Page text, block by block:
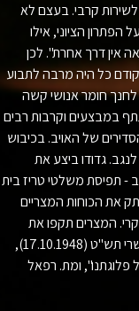
קרבי. בעצם לא
הציוני, אילו
דרך אחרת". לכן
כל היה מרבה לתבוע
חומר אנושי קשה
וקרבות רבים
של האויב. בכיבוש
גדודו ביצע את
משלטי טריז בית
הכוחות המצריים
המצרים תקפו את
תש"ט(17.10.1948)
,
ומת. רפאל